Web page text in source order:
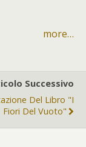
more…
Successivo
Del Libro "I
Fiori Del Vuoto"